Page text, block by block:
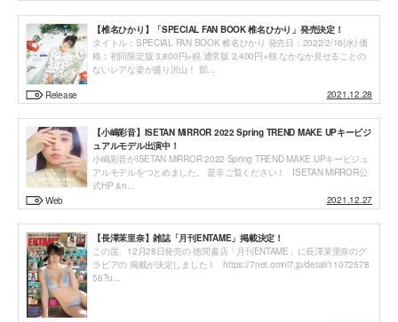
【椎名ひかり】「SPECIAL FAN BOOK 椎名ひかり」発売決定！
タイトル：SPECIAL FAN BOOK 椎名ひかり 発売日：2022/2/16(水) 価
格︰初回限定版 3,800円+税 通常版 2,400円+税 なかなか見せることの
ないレアな姿が盛り沢山！ 部...
Release 2021.12.28
【小嶋彩音】ISETAN MiRROR 2022 Spring TREND MAKE UPキービジ
ュアルモデル出演中！
小嶋彩音がISETAN MiRROR 2022 Spring TREND MAKE UPキービジュ
アルモデルをつとめました。 是非ご覧ください！ ISETAN MiRROR公
式HP &n...
Web
2021.12.27
【長澤茉里奈】雑誌「月刊ENTAME」掲載決定！
この度、12月28日発売の 徳間書店「月刊ENTAME」に長澤茉里奈のグ
ラビアの 掲載が決定しました！ https://7net.omni7.jp/detail/11072578
56?u...